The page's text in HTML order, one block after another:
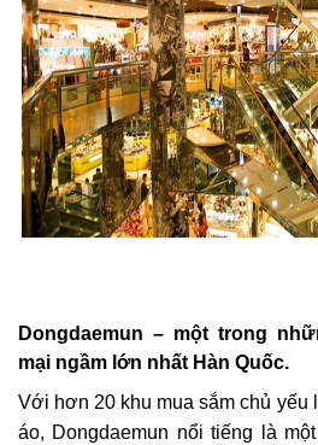
Dongdaemun – một trong
mại ngầm lớn nhất Hàn Quốc.
Với hơn 20 khu mua sắm chủ yếu
áo, Dongdaemun nổi tiếng là